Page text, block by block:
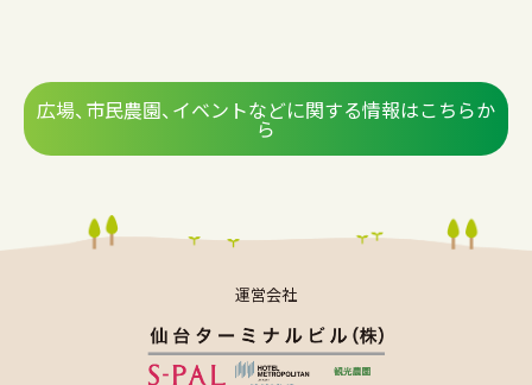
広場、市民農園、イベントなどに関する情報はこちらか
ら
運営会社